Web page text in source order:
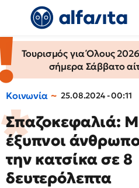
Τουρισμός για Όλους
σήμερα Σάββατο
Κοινωνία 25.08.2024 - 00:11
Σπαζοκεφαλιά:
έξυπνοι
την κατσίκα σε 8
δευτερόλεπτα